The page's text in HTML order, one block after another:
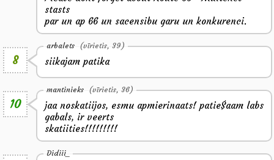
stasts
par un ap 66 un sacensibu garu un konkurenci.
8
arbalets (vīrietis, 39)
siikajam patika
10
mantinieks (vīrietis, 36)
jaa noskatiijos, esmu apmierinaats! patie$aam labs
gabals, ir veerts
skatiities!!!!!!!!!
Didiii_